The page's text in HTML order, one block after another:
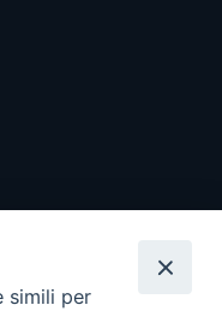
FRANCESCO
simili per